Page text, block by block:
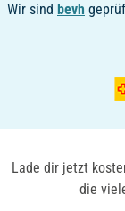
Wir sind bevh
Lade dir jetzt
die